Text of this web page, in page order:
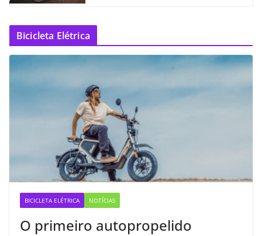
Bicicleta Elétrica
BICICLETA ELÉTRICA NOTÍCIAS
O primeiro autopropelido